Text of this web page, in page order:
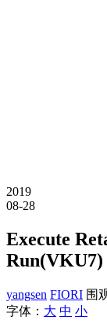
2019
08-28
Execute
Run(VKU7)
yangsen FIORI 围
字体： 大 中 小